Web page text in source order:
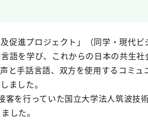
促進プロジェクト」（同学・現代
語を学び、これからの日本の共生
と手話言語、双方を使用するコミ
ました。
を行っていた国立大学法人筑波技
した。